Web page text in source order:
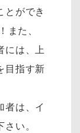
とができ
また、
には、上
目指す新
者は、イ
い。